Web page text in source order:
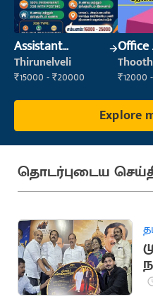
Assistant
Manager
Thirunelveli
₹15000 - ₹20000 ₹12000
Explore
தொடர்புடைய